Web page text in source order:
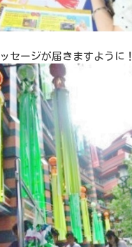
セージが届きますように！